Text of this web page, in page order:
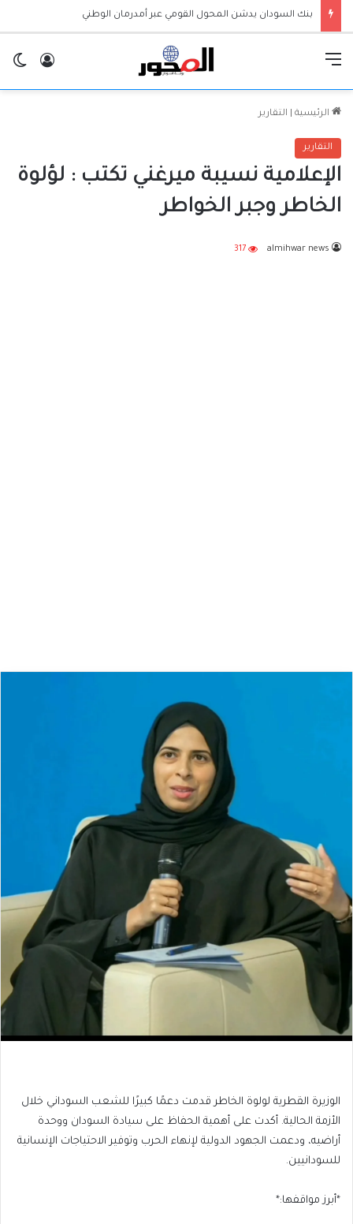
بنك السودان يدشن المحول القومي عبر أمدرمان الوطني
الرئيسية التقارير
التقارير
الإعلامية نسيبة ميرغني تكتب : لؤلوة
الخاطر وجبر الخواطر
almihwar news
317
الوزيرة القطرية لولوة الخاطر قدمت دعمًا كبيرًا للشعب السوداني خلال
الأزمة الحالية. أكدت على أهمية الحفاظ على سيادة السودان ووحدة
أراضيه، ودعمت الجهود الدولية لإنهاء الحرب وتوفير الاحتياجات الإنسانية
للسودانيين.
*أبرز مواقفها:*